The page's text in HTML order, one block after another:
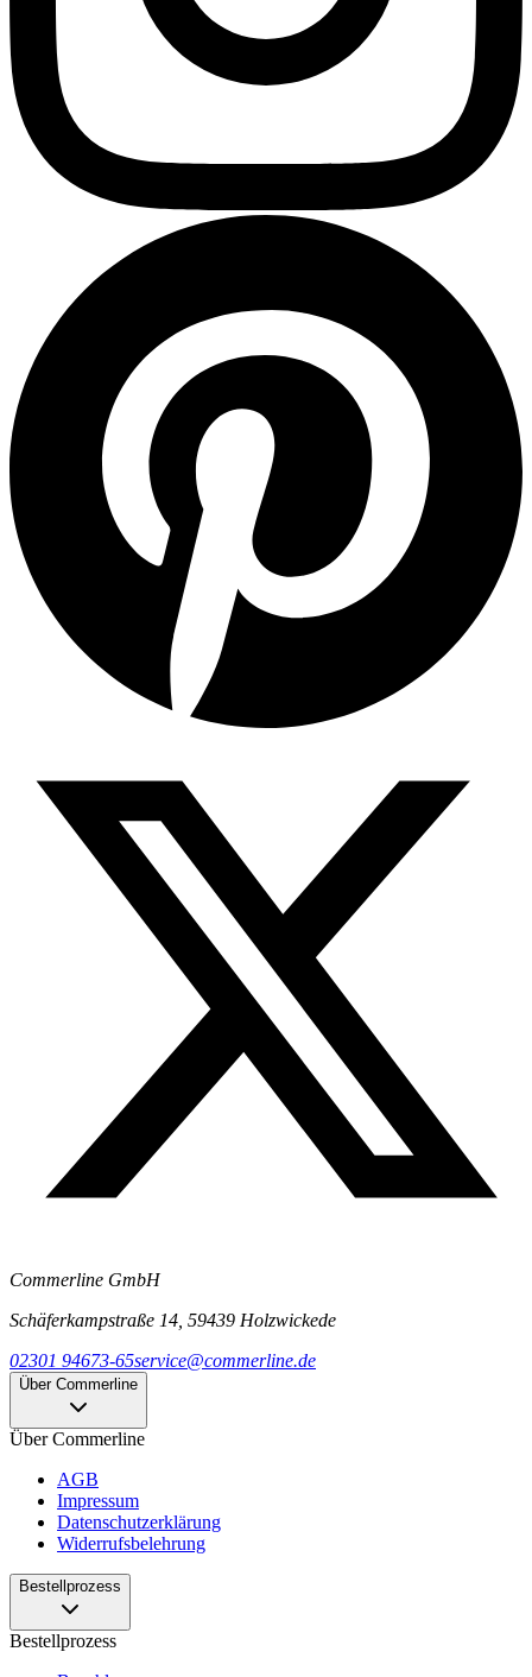
Commerline GmbH
Schäferkampstraße 14, 59439 Holzwickede
02301 94673-65service@commerline.de
Über Commerline
Über Commerline
AGB
Impressum
Datenschutzerklärung
Widerrufsbelehrung
Bestellprozess
Bestellprozess